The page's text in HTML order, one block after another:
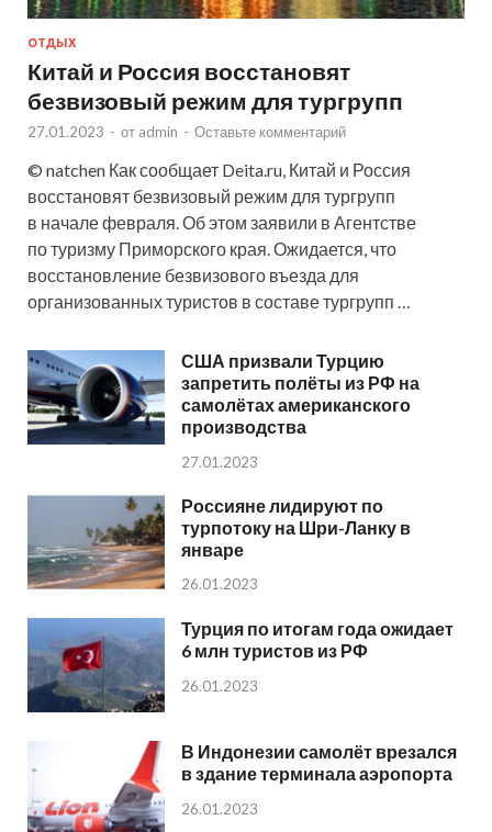
ОТДЫХ
Китай и Россия восстановят
безвизовый режим для тургрупп
27.01.2023 - от admin - Оставьте комментарий
© natchen Как сообщает Deita.ru, Китай и Россия
восстановят безвизовый режим для тургрупп
в начале февраля. Об этом заявили в Агентстве
по туризму Приморского края. Ожидается, что
восстановление безвизового въезда для
организованных туристов в составе тургрупп …
США призвали Турцию
запретить полёты из РФ на
самолётах американского
производства
27.01.2023
Россияне лидируют по
турпотоку на Шри-Ланку в
январе
26.01.2023
Турция по итогам года ожидает
6 млн туристов из РФ
26.01.2023
В Индонезии самолёт врезался
в здание терминала аэропорта
26.01.2023